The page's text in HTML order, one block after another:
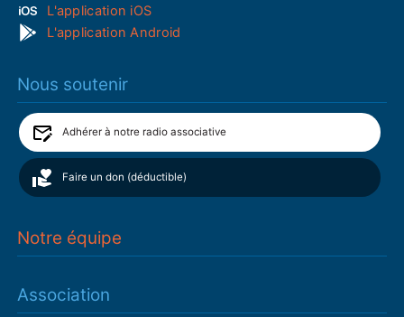
L'application iOS
L'application Android
Nous soutenir
Adhérer à notre radio associative
Faire un don (déductible)
Notre équipe
Association